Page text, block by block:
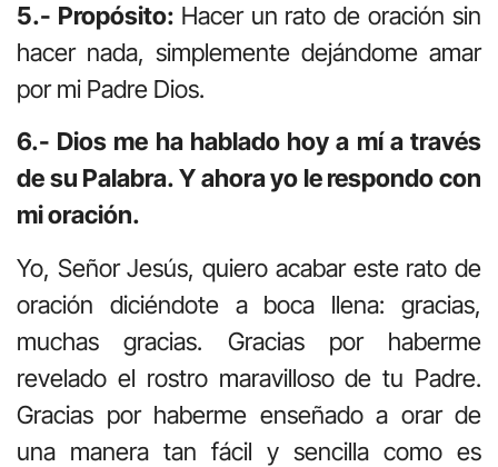
5.- Propósito: Hacer un rato de oración sin
hacer nada, simplemente dejándome amar
por mi Padre Dios.
6.- Dios me ha hablado hoy a mí a través
de su Palabra. Y ahora yo le respondo con
mi oración.
Yo, Señor Jesús, quiero acabar este rato de
oración diciéndote a boca llena: gracias,
muchas gracias. Gracias por haberme
revelado el rostro maravilloso de tu Padre.
Gracias por haberme enseñado a orar de
una manera tan fácil y sencilla como es